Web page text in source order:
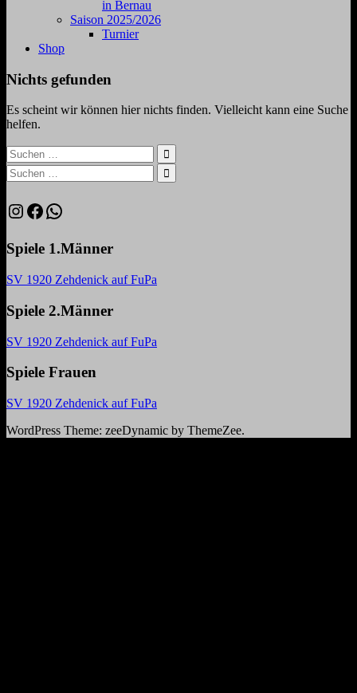
in Bernau
Saison 2025/2026
Turnier
Shop
Nichts gefunden
Es scheint wir können hier nichts finden. Vielleicht kann eine Suche
helfen.
Suchen
nach:
Suchen
Suchen
nach:
Suchen
Instagram
Facebook
WhatsApp
Spiele 1.Männer
SV 1920 Zehdenick auf FuPa
Spiele 2.Männer
SV 1920 Zehdenick auf FuPa
Spiele Frauen
SV 1920 Zehdenick auf FuPa
WordPress Theme: zeeDynamic by ThemeZee.